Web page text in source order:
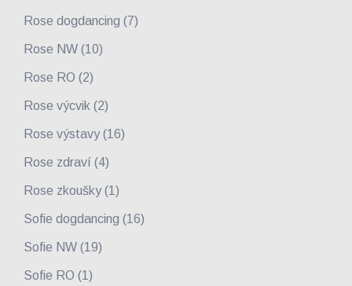
Rose dogdancing (7)
Rose NW (10)
Rose RO (2)
Rose výcvik (2)
Rose výstavy(16)
Rose zdraví (4)
Rose zkoušky(1)
Sofie dogdancing (16)
Sofie NW (19)
Sofie RO (1)